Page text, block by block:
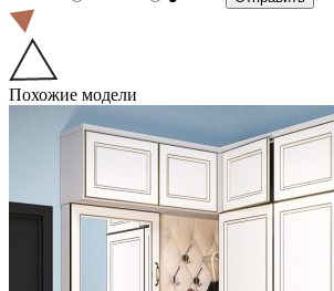
Похожие модели